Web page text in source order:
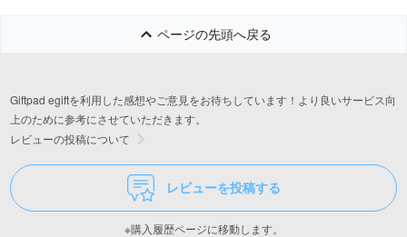
ページの先頭へ戻る
Giftpad egiftを利用した感想やご意見をお待ちしています！より良いサービス向
上のために参考にさせていただきます。
レビューの投稿について
レビューを投稿する
※購入履歴ページに移動します。